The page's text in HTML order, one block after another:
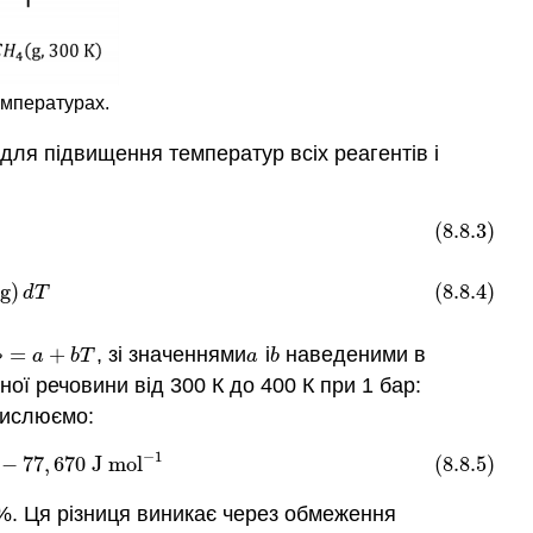
підвищення температур всіх реагентів і
(8.8.3)
g) dT (8.8.4)
H
= a + bT
=a +bT , зі значеннямиa
a іb
b наведеними в
речовини від 300 К до 400 К при 1 бар:
− 77,670 J mol−1 (8.8.5)
77 ,670 J m ol−1
Ця різниця виникає через обмеження